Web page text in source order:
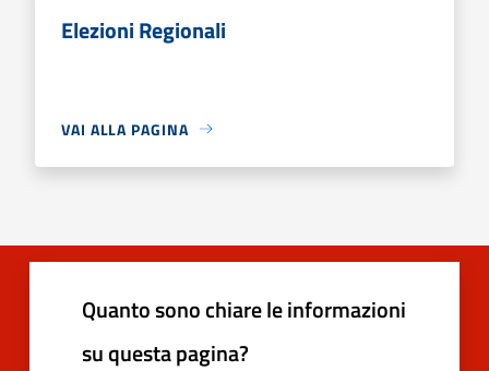
Elezioni Regionali
VAI ALLA PAGINA
Quanto sono chiare le informazioni
su questa pagina?